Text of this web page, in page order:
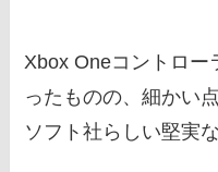
Xbox Oneコントロー
ったものの、細かい
ソフト社らしい堅実